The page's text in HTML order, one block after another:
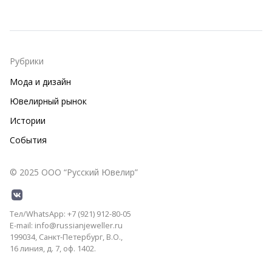
© 2025 ООО “Русский Ювелир”
Тел/WhatsApp: +7 (921) 912-80-05
E-mail: info@russianjeweller.ru
199034, Санкт-Петербург, В.О.,
16 линия, д. 7, оф. 1402.
Рубрики
Мода и дизайн
Ювелирный рынок
Истории
События